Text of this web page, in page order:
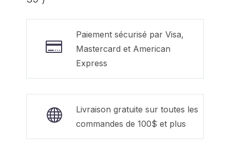
Paiement sécurisé par Visa,
Mastercard et American
Express
Livraison gratuite sur toutes les
commandes de 100$ et plus